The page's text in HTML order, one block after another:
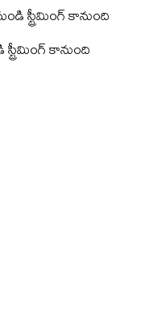
స్ట్రీమింగ్ కానుంది
కానుంది